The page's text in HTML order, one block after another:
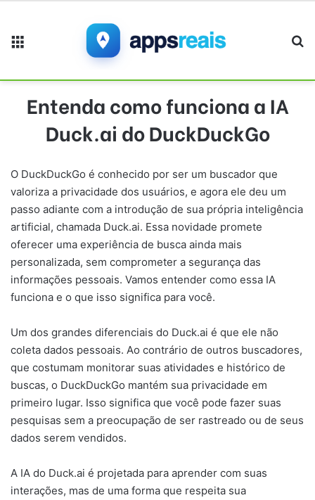
Entenda como funciona a IA
Duck.ai do DuckDuckGo
O DuckDuckGo é conhecido por ser um buscador que
valoriza a privacidade dos usuários, e agora ele deu um
passo adiante com a introdução de sua própria inteligência
artificial, chamada Duck.ai. Essa novidade promete
oferecer uma experiência de busca ainda mais
personalizada, sem comprometer a segurança das
informações pessoais. Vamos entender como essa IA
funciona e o que isso significa para você.
Um dos grandes diferenciais do Duck.ai é que ele não
coleta dados pessoais. Ao contrário de outros buscadores,
que costumam monitorar suas atividades e histórico de
buscas, o DuckDuckGo mantém sua privacidade em
primeiro lugar. Isso significa que você pode fazer suas
pesquisas sem a preocupação de ser rastreado ou de seus
dados serem vendidos.
A IA do Duck.ai é projetada para aprender com suas
interações, mas de uma forma que respeita sua